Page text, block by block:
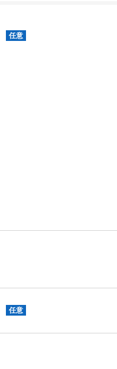
任意
任意